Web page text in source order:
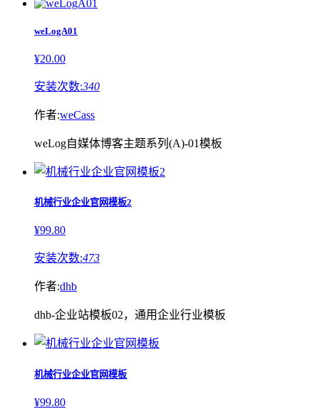
weLogA01
¥20.00
安装次数:340
作者:weCass
weLog自媒体博客主题系列(A)-01模板
机械行业企业官网模板2
¥99.80
安装次数:473
作者:dhb
dhb-企业站模板02，通用企业行业模板
机械行业企业官网模板
¥99.80